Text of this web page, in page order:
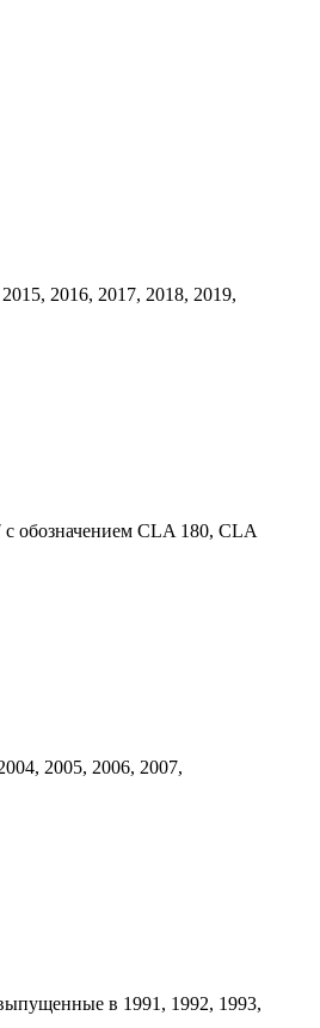
2016, 2017, 2018, 2019,
с обозначением CLA 180, CLA
2005, 2006, 2007,
в 1991, 1992, 1993,